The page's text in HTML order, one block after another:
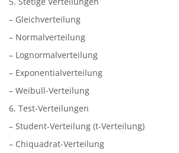
– Gleichverteilung
– Normalverteilung
– Lognormalverteilung
– Exponentialverteilung
– Weibull-Verteilung
6. Test-Verteilungen
– Student-Verteilung (t-Verteilung)
– Chiquadrat-Verteilung